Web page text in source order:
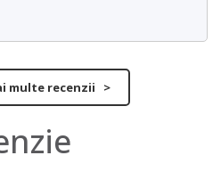
multe recenzii >